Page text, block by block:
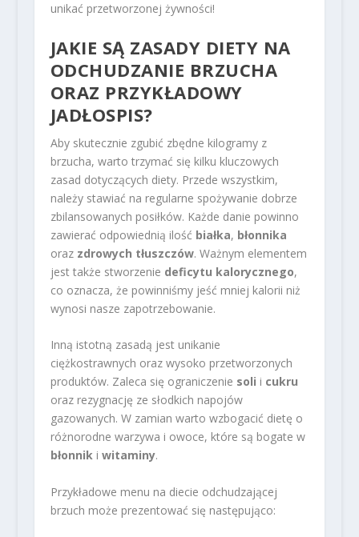
unikać przetworzonej żywności!
JAKIE SĄ ZASADY DIETY NA
ODCHUDZANIE BRZUCHA
ORAZ PRZYKŁADOWY
JADŁOSPIS?
Aby skutecznie zgubić zbędne kilogramy z
brzucha, warto trzymać się kilku kluczowych
zasad dotyczących diety. Przede wszystkim,
należy stawiać na regularne spożywanie dobrze
zbilansowanych posiłków. Każde danie powinno
zawierać odpowiednią ilość białka, błonnika
oraz zdrowych tłuszczów. Ważnym elementem
jest także stworzenie deficytu kalorycznego,
co oznacza, że powinniśmy jeść mniej kalorii niż
wynosi nasze zapotrzebowanie.
Inną istotną zasadą jest unikanie
ciężkostrawnych oraz wysoko przetworzonych
produktów. Zaleca się ograniczenie soli i cukru
oraz rezygnację ze słodkich napojów
gazowanych. W zamian warto wzbogacić dietę o
różnorodne warzywa i owoce, które są bogate w
błonniki witaminy.
Przykładowe menu na diecie odchudzającej
brzuch może prezentować się następująco: